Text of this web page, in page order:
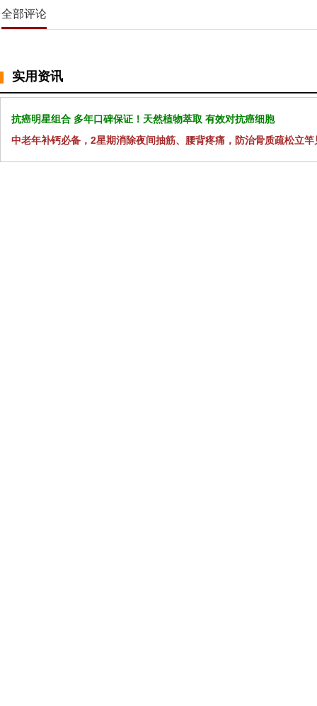
全部评论
实用资讯
抗癌明星组合 多年口碑保证！天然植物萃取 有效对抗癌细胞
中老年补钙必备，2星期消除夜间抽筋、腰背疼痛，防治骨质疏松立竿